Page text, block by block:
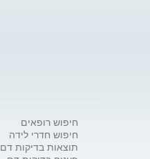
חיפוש רופאים
חיפוש חדרי לידה
תוצאות בדיקות דם